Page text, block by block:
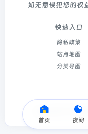
首页 夜间
如无意侵犯您的权
快速入口
隐私政策
站点地图
分类导图
Copyright © 2026